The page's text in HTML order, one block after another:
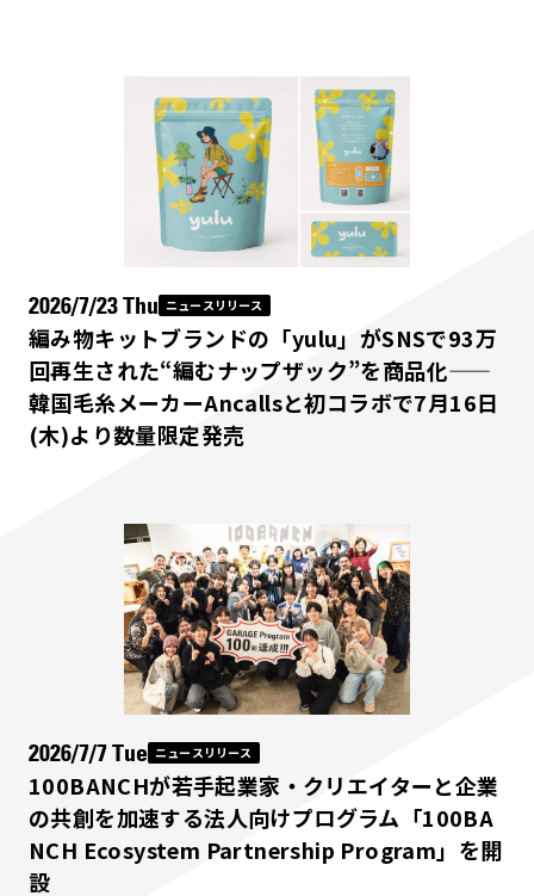
2026/7/23 Thu ニュースリリース
編み物キットブランドの「yulu」がSNSで93万
回再生された“編むナップザック”を商品化——
韓国毛糸メーカーAncallsと初コラボで7月16日
(木)より数量限定発売
2026/7/7 Tue ニュースリリース
100BANCHが若手起業家・クリエイターと企業
の共創を加速する法人向けプログラム「100BA
NCH Ecosystem Partnership Program」を開
設